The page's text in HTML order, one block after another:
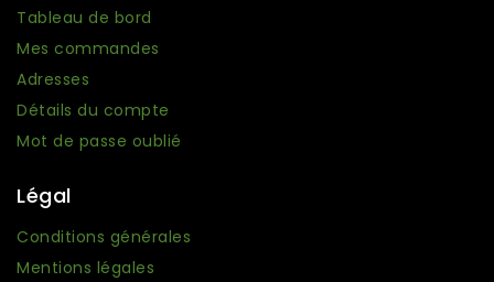
Tableau de bord
Mes commandes
Adresses
Détails du compte
Mot de passe oublié
Légal
Conditions générales
Mentions légales